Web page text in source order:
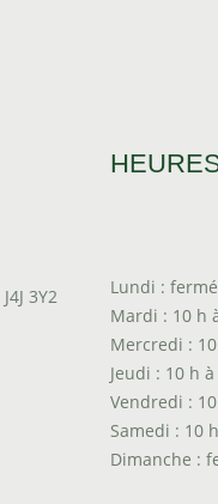
3Y2
Lundi : fermé
Mardi : 10 h
Mercredi :
Jeudi : 10 h
Vendredi :
Samedi : 10
Dimanche :